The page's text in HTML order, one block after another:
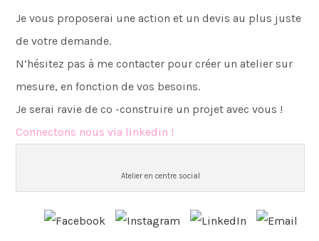
Je vous proposerai une action et un devis au plus juste
de votre demande.
N’hésitez pas à me contacter pour créer un atelier sur
mesure, en fonction de vos besoins.
Je serai ravie de co -construire un projet avec vous !
Connectons nous via linkedin !
Atelier en centre social